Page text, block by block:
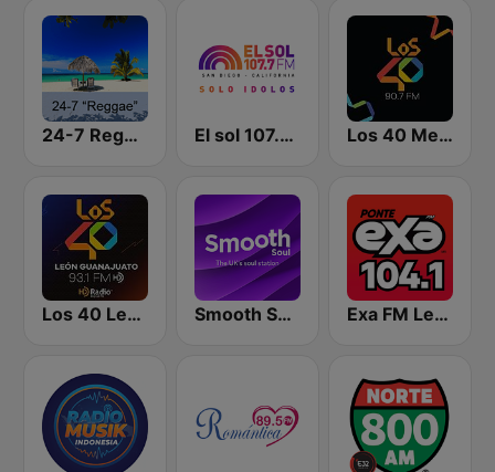
24-7 Reggae El sol 107.7 FM Los 40 Mexicali
Los 40 León Smooth Soul Exa FM León